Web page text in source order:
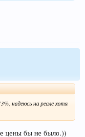
надеюсь на реале хотя
цены бы не было.))